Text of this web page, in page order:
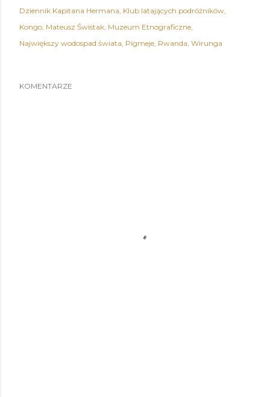
Dziennik Kapitana Hermana Klub latających podróżników
Kongo Mateusz Świstak Muzeum Etnograficzne
Największy wodospad świata Pigmeje Rwanda Wirunga
KOMENTARZE